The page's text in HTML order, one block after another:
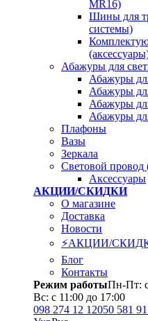
MR16)
Шины для
системы)
Абажуры для
Абажуры
Абажуры
Абажуры
Абажуры
Плафоны
Вазы
Зеркала
Световой
Аксессуары
АКЦИИ/СКИДКИ
О магазине
Доставка
Новости
⚡АКЦИИ/
Блог
Контакты
Режим работыПн-Пт:
Вс: с 11:00 до 17:00
098 274 12 12050 581 91